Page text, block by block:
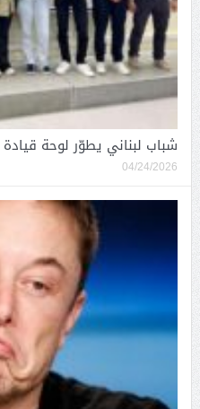
شباب لبناني يطوّر لوحة
04/24/2026